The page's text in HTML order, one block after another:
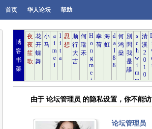
首页 华人论坛 帮助
博
客
书
架
由于 论坛管理员 的隐私设置，你不能
论坛管理员